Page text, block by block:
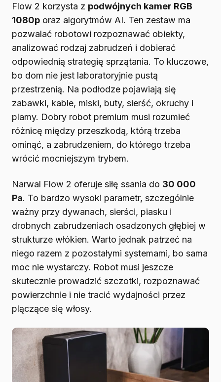
Flow 2 korzysta z podwójnych kamer RGB
1080p oraz algorytmów AI. Ten zestaw ma
pozwalać robotowi rozpoznawać obiekty,
analizować rodzaj zabrudzeń i dobierać
odpowiednią strategię sprzątania. To kluczowe,
bo dom nie jest laboratoryjnie pustą
przestrzenią. Na podłodze pojawiają się
zabawki, kable, miski, buty, sierść, okruchy i
plamy. Dobry robot premium musi rozumieć
różnicę między przeszkodą, którą trzeba
ominąć, a zabrudzeniem, do którego trzeba
wrócić mocniejszym trybem.
Narwal Flow 2 oferuje siłę ssania do 30 000
Pa. To bardzo wysoki parametr, szczególnie
ważny przy dywanach, sierści, piasku i
drobnych zabrudzeniach osadzonych głębiej w
strukturze włókien. Warto jednak patrzeć na
niego razem z pozostałymi systemami, bo sama
moc nie wystarczy. Robot musi jeszcze
skutecznie prowadzić szczotki, rozpoznawać
powierzchnie i nie tracić wydajności przez
plączące się włosy.